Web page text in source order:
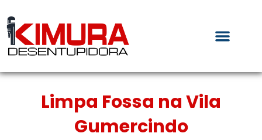
Limpa Fossa na Vila
Gumercindo